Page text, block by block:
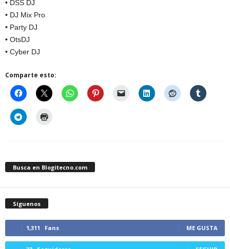
• DSS DJ
• DJ Mix Pro
• Party DJ
• OtsDJ
• Cyber DJ
Comparte esto:
Busca en Blogitecno.com
Síguenos
1,311 Fans ME GUSTA